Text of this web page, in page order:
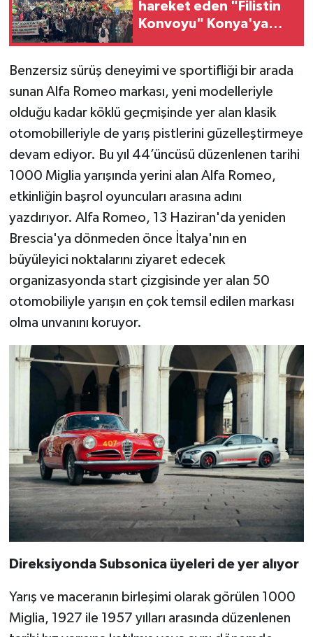
hareket eden "Filistin
Konvoyu" Konya'ya
Benzersiz sürüş deneyimi ve sportifliği bir arada
sunan Alfa Romeo markası, yeni modelleriyle
olduğu kadar köklü geçmişinde yer alan klasik
otomobilleriyle de yarış pistlerini güzelleştirmeye
devam ediyor. Bu yıl 44’üncüsü düzenlenen tarihi
1000 Miglia yarışında yerini alan Alfa Romeo,
etkinliğin başrol oyuncuları arasına adını
yazdırıyor. Alfa Romeo, 13 Haziran'da yeniden
Brescia'ya dönmeden önce İtalya'nın en
büyüleyici noktalarını ziyaret edecek
organizasyonda start çizgisinde yer alan 50
otomobiliyle yarışın en çok temsil edilen markası
olma unvanını koruyor.
Direksiyonda Subsonica üyeleri de yer alıyor
Yarış ve maceranın birleşimi olarak görülen 1000
Miglia, 1927 ile 1957 yılları arasında düzenlenen